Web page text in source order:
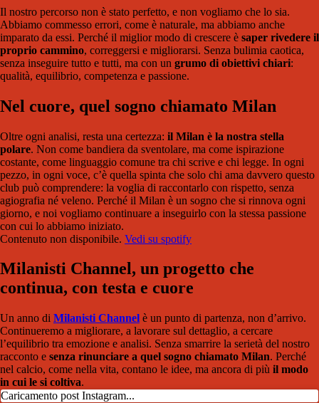
Il nostro percorso non è stato perfetto, e non vogliamo che lo sia.
Abbiamo commesso errori, come è naturale, ma abbiamo anche
imparato da essi. Perché il miglior modo di crescere è saper rivedere il
proprio cammino, correggersi e migliorarsi. Senza bulimia caotica,
senza inseguire tutto e tutti, ma con un grumo di obiettivi chiari:
qualità, equilibrio, competenza e passione.
Nel cuore, quel sogno chiamato Milan
Oltre ogni analisi, resta una certezza: il Milan è la nostra stella
polare. Non come bandiera da sventolare, ma come ispirazione
costante, come linguaggio comune tra chi scrive e chi legge. In ogni
pezzo, in ogni voce, c’è quella spinta che solo chi ama davvero questo
club può comprendere: la voglia di raccontarlo con rispetto, senza
agiografia né veleno. Perché il Milan è un sogno che si rinnova ogni
giorno, e noi vogliamo continuare a inseguirlo con la stessa passione
con cui lo abbiamo iniziato.
Contenuto non disponibile. Vedi su spotify
Milanisti Channel, un progetto che
continua, con testa e cuore
Un anno di Milanisti Channel è un punto di partenza, non d’arrivo.
Continueremo a migliorare, a lavorare sul dettaglio, a cercare
l’equilibrio tra emozione e analisi. Senza smarrire la serietà del nostro
racconto e senza rinunciare a quel sogno chiamato Milan. Perché
nel calcio, come nella vita, contano le idee, ma ancora di più il modo
in cui le si coltiva.
Caricamento post Instagram...